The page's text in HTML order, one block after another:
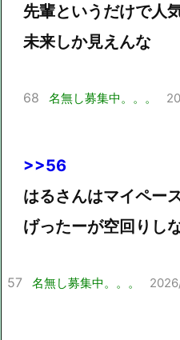
先輩というだけで人
未来しか見えんな
68 名無し募集中。。。
>>56
はるさんはマイペー
げったーが空回りし
57 名無し募集中。。。